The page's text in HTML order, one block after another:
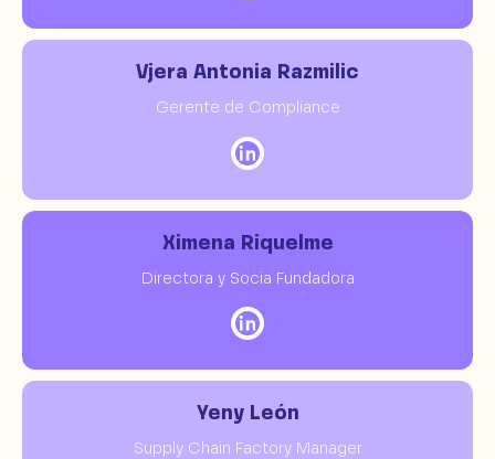
Vjera Antonia Razmilic
Gerente de Compliance
Ximena Riquelme
Directora y Socia Fundadora
Yeny León
Supply Chain Factory Manager